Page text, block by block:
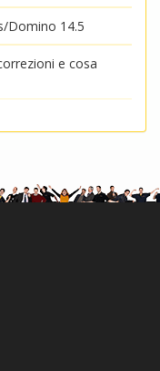
Domino 14.5
e cosa